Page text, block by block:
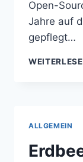
Open-
Jahre auf
gepflegt…
ALLGEMEIN